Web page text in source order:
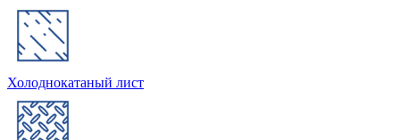
Холоднокатаный лист